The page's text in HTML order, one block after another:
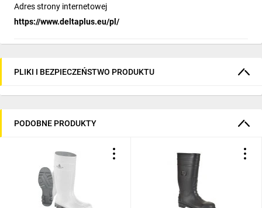
Adres strony internetowej
https://www.deltaplus.eu/pl/
PLIKI I BEZPIECZEŃSTWO PRODUKTU
PODOBNE PRODUKTY